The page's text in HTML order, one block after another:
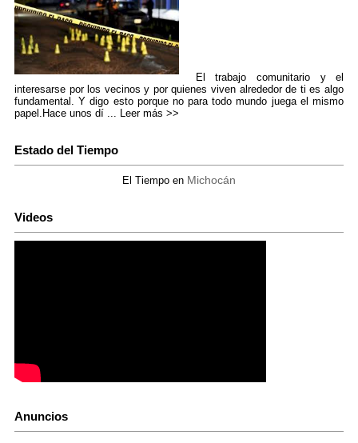
El trabajo comunitario y el
interesarse por los vecinos y por quienes viven alrededor de ti es algo
fundamental. Y digo esto porque no para todo mundo juega el mismo
papel.Hace unos dí ... Leer más >>
Estado del Tiempo
El Tiempo en Michocán
Videos
Anuncios